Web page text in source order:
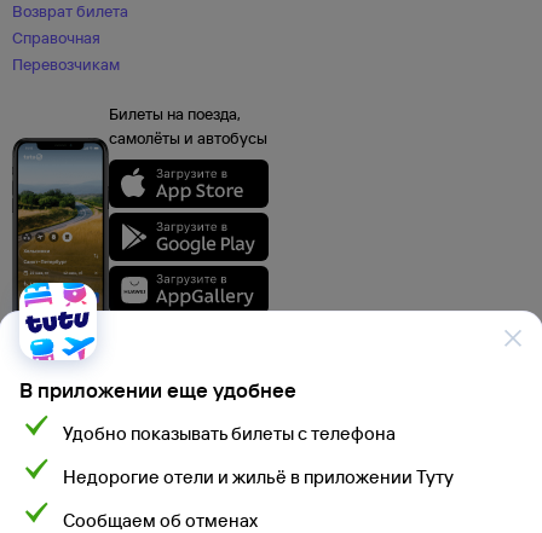
В приложении еще удобнее
Удобно показывать билеты с телефона
Недорогие отели и жильё в приложении Туту
Сообщаем об отменах
Возврат билета
Справочная
Перевозчикам
Билеты на поезда,
самолёты и автобусы
Данные, используемые на сайте Туту.ру, включая стоимость электронных
авиа- и ж/д билетов, электронных билетов на автобусы и туристского
и автобусов взяты из официальных источников. Туристский продукт,